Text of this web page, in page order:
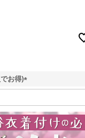
お得)
(
須
)